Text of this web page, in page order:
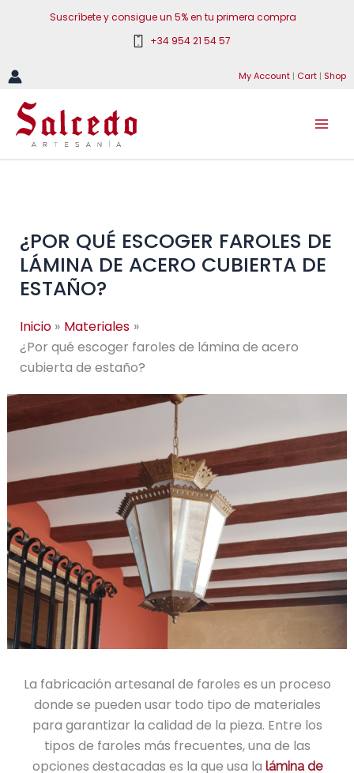
Suscríbete y consigue un 5% en tu primera compra
+34 954 21 54 57
My Account | Cart | Shop
¿POR QUÉ ESCOGER FAROLES DE
LÁMINA DE ACERO CUBIERTA DE
ESTAÑO?
Inicio
Materiales
¿Por qué escoger faroles de lámina de acero
cubierta de estaño?
La fabricación artesanal de faroles es un proceso
donde se pueden usar todo tipo de materiales
para garantizar la calidad de la pieza. Entre los
tipos de faroles más frecuentes, una de las
opciones destacadas es la que usa la lámina de